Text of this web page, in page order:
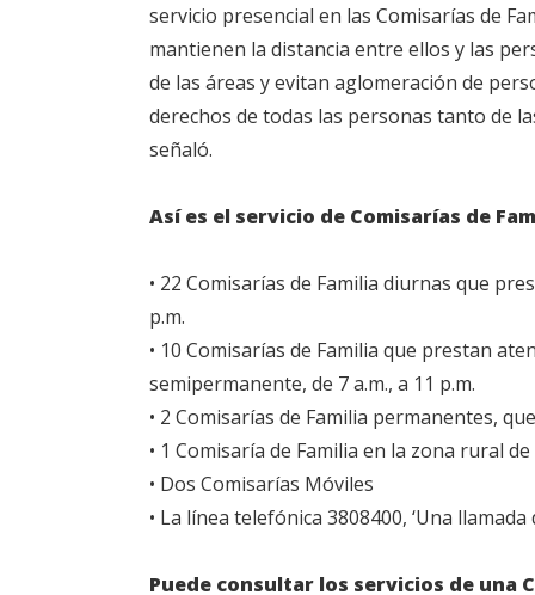
servicio presencial en las Comisarías de
mantienen la distancia entre ellos y las
de las áreas y evitan aglomeración de
derechos de todas las personas tanto de
señaló.
Así es el servicio de Comisarías de
• 22 Comisarías de Familia diurnas que
p.m.
• 10 Comisarías de Familia que prestan
semipermanente, de 7 a.m., a 11 p.m.
• 2 Comisarías de Familia permanentes,
• 1 Comisaría de Familia en la zona rural
• Dos Comisarías Móviles
• La línea telefónica 3808400, ‘Una llamada
Puede consultar los servicios de una